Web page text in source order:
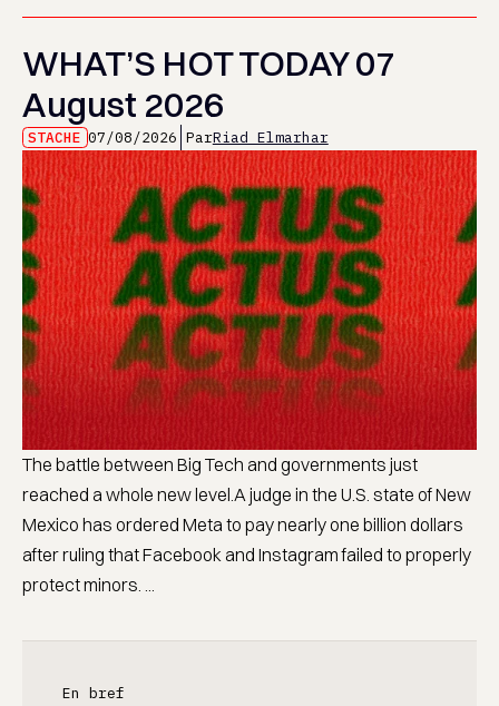
WHAT’S HOT TODAY 07
August 2026
STACHE 07/08/2026 ParRiad Elmarhar
The battle between Big Tech and governments just
reached a whole new level.A judge in the U.S. state of New
Mexico has ordered Meta to pay nearly one billion dollars
after ruling that Facebook and Instagram failed to properly
protect minors. ...
En bref